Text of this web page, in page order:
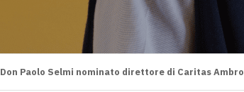
Don Paolo Selmi nominato direttore di Caritas